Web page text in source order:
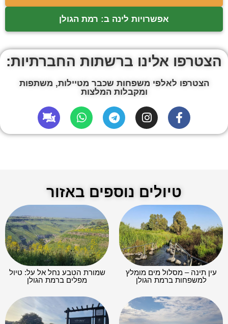
אפשרויות לינה ב: רמת הגולן
הצטרפו אלינו ברשתות החברתיות:
הצטרפו לאלפי משפחות שכבר מטיילות, משתפות
ומקבלות המלצות
טיולים נוספים באזור
עין תינה – מסלול מים מומלץ
למשפחות ברמת הגולן
שמורת הטבע נחל אל על: טיול
מפלים ברמת הגולן